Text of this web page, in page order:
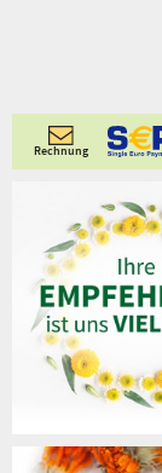
Rechnung